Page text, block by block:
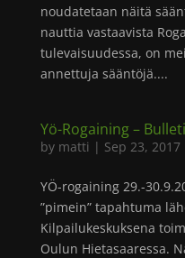
noudatetaan näitä
nauttia vastaavista
tulevaisuudessa, on
annettuja sääntöjä....
Yö-Rogaining –
by matti | Sep 23, 2017
YÖ-rogaining 29.-
”pimein” tapahtuma
Kilpailukeskuksena
Oulun Hietasaaressa.